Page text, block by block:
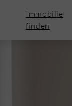
Immobilie
finden